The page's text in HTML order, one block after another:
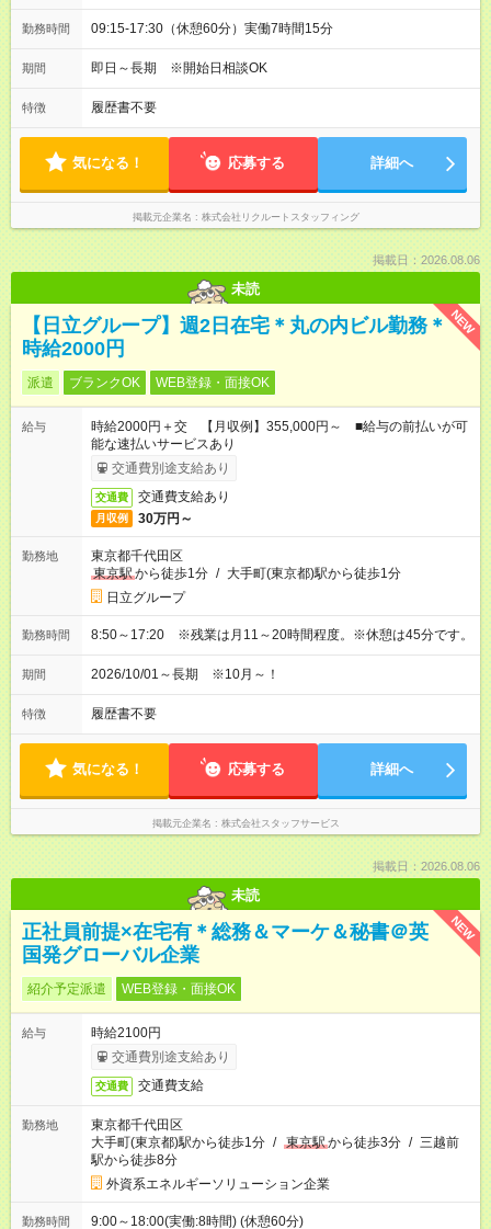
勤務時間 09:15-17:30（休憩60分）実働7時間15分
期間 即日～長期 ※開始日相談OK
特徴 履歴書不要
気になる！ 応募する 詳細へ
掲載元企業名 株式会社リクルートスタッフィング
掲載日：2026.08.06
未読
NEW
【日立グループ】週2日在宅＊丸の内ビル勤務＊
時給2000円
派遣 ブランクOK WEB登録・面接OK
給与
時給2000円＋交 【月収例】355,000円～ ■給与の前払いが可
能な速払いサービスあり
交通費別途支給あり
交通費 交通費支給あり
月収例 30万円～
勤務地
東京都千代田区
東京駅から徒歩1分 / 大手町(東京都)駅から徒歩1分
日立グループ
勤務時間 8:50～17:20 ※残業は月11～20時間程度。※休憩は45分です。
期間 2026/10/01～長期 ※10月～！
特徴 履歴書不要
気になる！ 応募する 詳細へ
掲載元企業名 株式会社スタッフサービス
掲載日：2026.08.06
未読
NEW
正社員前提×在宅有＊総務＆マーケ＆秘書＠英
国発グローバル企業
紹介予定派遣 WEB登録・面接OK
給与
時給2100円
交通費別途支給あり
交通費 交通費支給
勤務地
東京都千代田区
大手町(東京都)駅から徒歩1分 / 東京駅から徒歩3分 / 三越前
駅から徒歩8分
外資系エネルギーソリューション企業
勤務時間 9:00～18:00(実働:8時間) (休憩60分)